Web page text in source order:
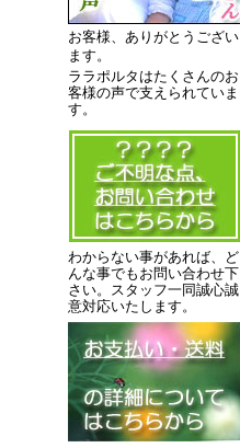
お客様、ありがとうござい
ます。
ララポルタはたくさんのお
客様の声で支えられていま
す。
わからない事があれば、ど
んな事でもお問い合わせ下
さい。スタッフ一同誠心誠
意対応いたします。